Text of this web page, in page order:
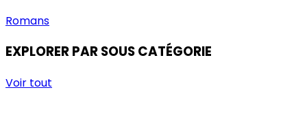
Romans
EXPLORER PAR SOUS CATÉGORIE
Voir tout